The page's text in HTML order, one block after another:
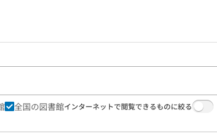
全国の図書館インターネットで閲覧できるものに絞る